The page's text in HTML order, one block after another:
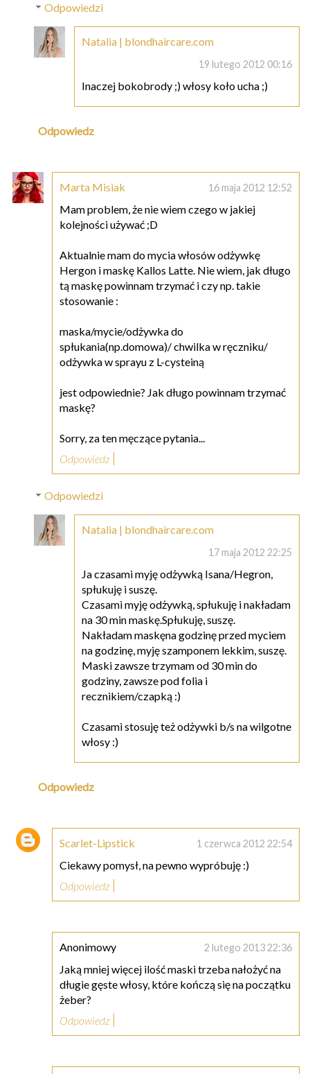
Odpowiedzi
Natalia | blondhaircare.com
19 lutego 2012 00:16
Inaczej bokobrody ;) włosy koło ucha ;)
Odpowiedz
Marta Misiak 16 maja 2012 12:52
Mam problem, że nie wiem czego w jakiej
kolejności używać ;D
Aktualnie mam do mycia włosów odżywkę
Hergon i maskę Kallos Latte. Nie wiem, jak długo
tą maskę powinnam trzymać i czy np. takie
stosowanie :
maska/mycie/odżywka do
spłukania(np.domowa)/ chwilka w ręczniku/
odżywka w sprayu z L-cysteiną
jest odpowiednie? Jak długo powinnam trzymać
maskę?
Sorry, za ten męczące pytania...
Odpowiedz
Odpowiedzi
Natalia | blondhaircare.com
17 maja 2012 22:25
Ja czasami myję odżywką Isana/Hegron,
spłukuję i suszę.
Czasami myję odżywką, spłukuję i nakładam
na 30 min maskę.Spłukuję, suszę.
Nakładam maskęna godzinę przed myciem
na godzinę, myję szamponem lekkim, suszę.
Maski zawsze trzymam od 30 min do
godziny, zawsze pod folia i
recznikiem/czapką :)
Czasami stosuję też odżywki b/s na wilgotne
włosy :)
Odpowiedz
Scarlet-Lipstick 1 czerwca 2012 22:54
Ciekawy pomysł, na pewno wypróbuję :)
Odpowiedz
Anonimowy 2 lutego 2013 22:36
Jaką mniej więcej ilość maski trzeba nałożyć na
długie gęste włosy, które kończą się na początku
żeber?
Odpowiedz